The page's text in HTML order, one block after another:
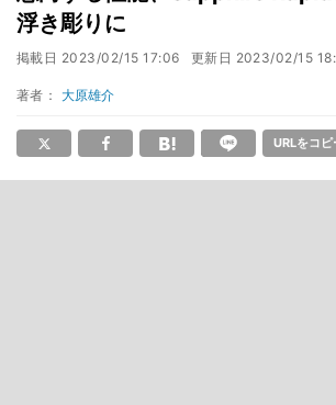
浮き彫りに
掲載日 2023/02/15 17:06 更新日 2023/02/15
著者： 大原雄介
URLをコピ